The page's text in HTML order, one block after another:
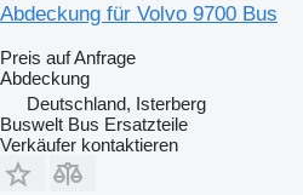
Abdeckung für Volvo 9700 Bus
Preis auf Anfrage
Abdeckung
Deutschland, Isterberg
Buswelt Bus Ersatzteile
Verkäufer kontaktieren